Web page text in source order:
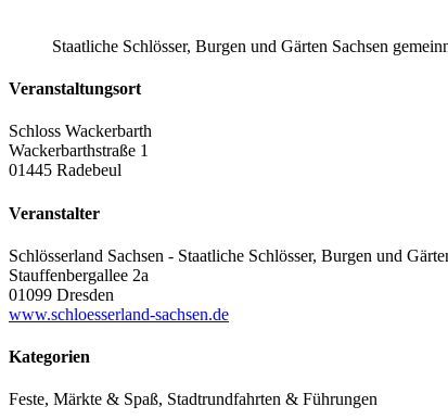
Staatliche Schlösser, Burgen und Gärten Sachsen
Veranstaltungsort
Schloss Wackerbarth
Wackerbarthstraße 1
01445 Radebeul
Veranstalter
Schlösserland Sachsen - Staatliche Schlösser, Burgen und
Stauffenbergallee 2a
01099 Dresden
www.schloesserland-sachsen.de
Kategorien
Feste, Märkte & Spaß, Stadtrundfahrten & Führungen